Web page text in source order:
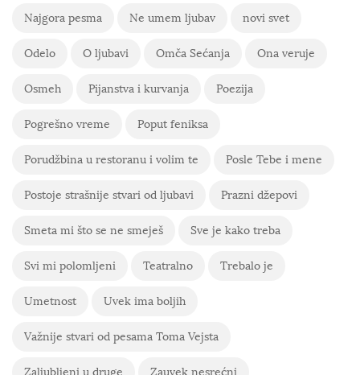
Najgora pesma Ne umem ljubav novi svet
Odelo O ljubavi Omča Sećanja Ona veruje
Osmeh Pijanstva i kurvanja Poezija
Pogrešno vreme Poput feniksa
Porudžbina u restoranu i volim te Posle Tebe i mene
Postoje strašnije stvari od ljubavi Prazni džepovi
Smeta mi što se ne smeješ Sve je kako treba
Svi mi polomljeni Teatralno Trebalo je
Umetnost Uvek ima boljih
Važnije stvari od pesama Toma Vejsta
Zaljubljeni u druge Zauvek nesrećni